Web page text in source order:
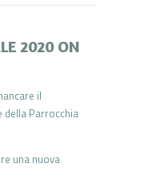
2020 ON
il
della Parrocchia
una nuova